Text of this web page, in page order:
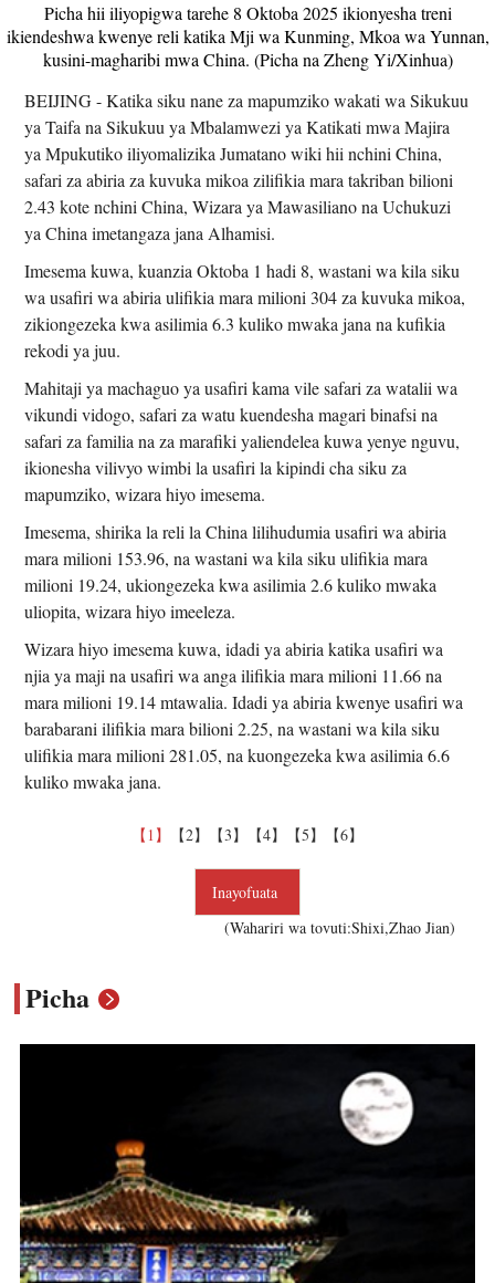
Picha hii iliyopigwa tarehe 8 Oktoba 2025 ikionyesha treni
ikiendeshwa kwenye reli katika Mji wa Kunming, Mkoa wa Yunnan,
kusini-magharibi mwa China. (Picha na Zheng Yi/Xinhua)
BEIJING - Katika siku nane za mapumziko wakati wa Sikukuu
ya Taifa na Sikukuu ya Mbalamwezi ya Katikati mwa Majira
ya Mpukutiko iliyomalizika Jumatano wiki hii nchini China,
safari za abiria za kuvuka mikoa zilifikia mara takriban bilioni
2.43 kote nchini China, Wizara ya Mawasiliano na Uchukuzi
ya China imetangaza jana Alhamisi.
Imesema kuwa, kuanzia Oktoba 1 hadi 8, wastani wa kila siku
wa usafiri wa abiria ulifikia mara milioni 304 za kuvuka mikoa,
zikiongezeka kwa asilimia 6.3 kuliko mwaka jana na kufikia
rekodi ya juu.
Mahitaji ya machaguo ya usafiri kama vile safari za watalii wa
vikundi vidogo, safari za watu kuendesha magari binafsi na
safari za familia na za marafiki yaliendelea kuwa yenye nguvu,
ikionesha vilivyo wimbi la usafiri la kipindi cha siku za
mapumziko, wizara hiyo imesema.
Imesema, shirika la reli la China lilihudumia usafiri wa abiria
mara milioni 153.96, na wastani wa kila siku ulifikia mara
milioni 19.24, ukiongezeka kwa asilimia 2.6 kuliko mwaka
uliopita, wizara hiyo imeeleza.
Wizara hiyo imesema kuwa, idadi ya abiria katika usafiri wa
njia ya maji na usafiri wa anga ilifikia mara milioni 11.66 na
mara milioni 19.14 mtawalia. Idadi ya abiria kwenye usafiri wa
barabarani ilifikia mara bilioni 2.25, na wastani wa kila siku
ulifikia mara milioni 281.05, na kuongezeka kwa asilimia 6.6
kuliko mwaka jana.
【1】 【2】 【3】 【4】 【5】 【6】
Inayofuata
(Wahariri wa tovuti:Shixi,Zhao Jian)
Picha